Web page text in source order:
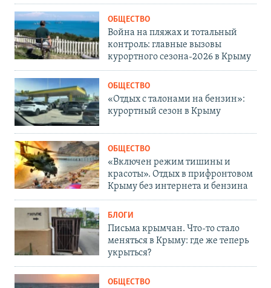
ОБЩЕСТВО
Война на пляжах и тотальный
контроль: главные вызовы
курортного сезона-2026 в Крыму
ОБЩЕСТВО
«Отдых с талонами на бензин»:
курортный сезон в Крыму
ОБЩЕСТВО
«Включен режим тишины и
красоты». Отдых в прифронтовом
Крыму без интернета и бензина
БЛОГИ
Письма крымчан. Что-то стало
меняться в Крыму: где же теперь
укрыться?
ОБЩЕСТВО